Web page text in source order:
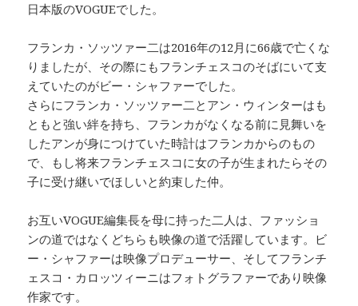
日本版のVOGUEでした。
フランカ・ソッツァー二は2016年の12月に66歳で亡くな
りましたが、その際にもフランチェスコのそばにいて支
えていたのがビー・シャファーでした。
さらにフランカ・ソッツァー二とアン・ウィンターはも
ともと強い絆を持ち、フランカがなくなる前に見舞いを
したアンが身につけていた時計はフランカからのもの
で、もし将来フランチェスコに女の子が生まれたらその
子に受け継いでほしいと約束した仲。
お互いVOGUE編集長を母に持った二人は、ファッショ
ンの道ではなくどちらも映像の道で活躍しています。ビ
ー・シャファーは映像プロデューサー、そしてフランチ
ェスコ・カロッツィーニはフォトグラファーであり映像
作家です。